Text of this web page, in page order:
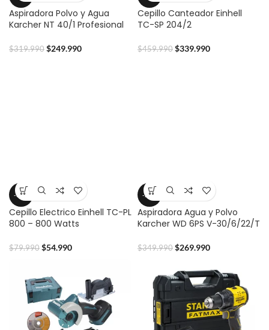
Aspiradora Polvo y Agua
Karcher NT 40/1 Profesional
$319.990 $249.990
Cepillo Canteador Einhell
TC-SP 204/2
$459.990 $339.990
-31%
Cepillo Electrico Einhell TC-PL
800 – 800 Watts
$79.990 $54.990
-23%
Aspiradora Agua y Polvo
Karcher WD 6PS V-30/6/22/T
$349.990 $269.990